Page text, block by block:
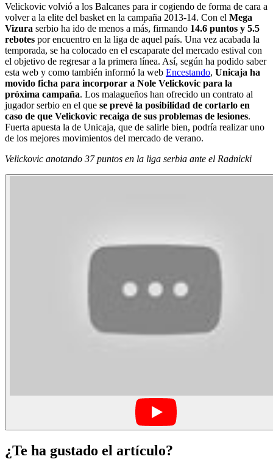
Velickovic volvió a los Balcanes para ir cogiendo de forma de cara a
volver a la elite del basket en la campaña 2013-14. Con el Mega
Vizura serbio ha ido de menos a más, firmando 14.6 puntos y 5.5
rebotes por encuentro en la liga de aquel país. Una vez acabada la
temporada, se ha colocado en el escaparate del mercado estival con
el objetivo de regresar a la primera línea. Así, según ha podido saber
esta web y como también informó la web Encestando, Unicaja ha
movido ficha para incorporar a Nole Velickovic para la
próxima campaña. Los malagueños han ofrecido un contrato al
jugador serbio en el que se prevé la posibilidad de cortarlo en
caso de que Velickovic recaiga de sus problemas de lesiones.
Fuerta apuesta la de Unicaja, que de salirle bien, podría realizar uno
de los mejores movimientos del mercado de verano.
Velickovic anotando 37 puntos en la liga serbia ante el Radnicki
¿Te ha gustado el artículo?